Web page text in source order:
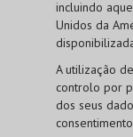
incluindo
Unidos da
A utilização
controlo por
dos seus